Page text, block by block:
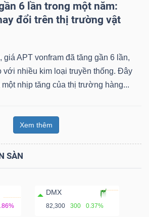
6 lần trong một năm:
đổi trên thị trường vật
giá APT vonfram đã tăng gần 6 lần,
với nhiều kim loại truyền thống. Đây
nhịp tăng của thị trường hàng...
Xem thêm
SÀN
DMX
82,300 300 0.37%